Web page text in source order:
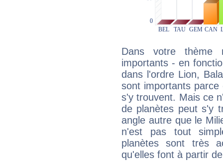
Dans votre thème
importants - en
dans l'ordre Lion,
sont importants parce
s'y trouvent. Mais ce
de planètes peut s'y
angle autre que le
n'est pas tout
planètes sont très
qu'elles font à partir